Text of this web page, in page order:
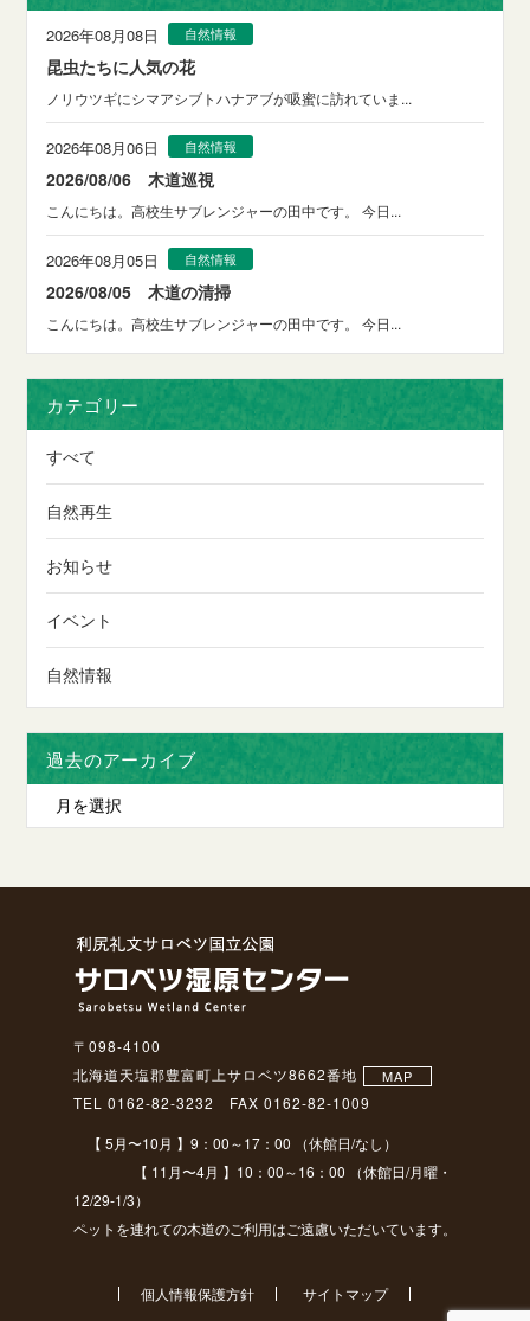
2026年08月08日 自然情報
昆虫たちに人気の花
ノリウツギにシマアシブトハナアブが吸蜜に訪れていま...
2026年08月06日 自然情報
2026/08/06 木道巡視
こんにちは。高校生サブレンジャーの田中です。 今日...
2026年08月05日 自然情報
2026/08/05 木道の清掃
こんにちは。高校生サブレンジャーの田中です。 今日...
カテゴリー
すべて
自然再生
お知らせ
イベント
自然情報
過去のアーカイブ
〒098-4100
北海道天塩郡豊富町上サロベツ8662番地
MAP
TEL 0162-82-3232 FAX 0162-82-1009
【 5月〜10月 】9：00～17：00 （休館日/なし）
【 11月〜4月 】10：00～16：00 （休館日/月曜・
12/29-1/3）
ペットを連れての木道のご利用はご遠慮いただいています。
個人情報保護方針 サイトマップ